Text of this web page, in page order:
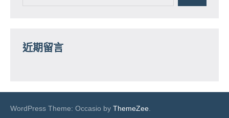
近期留言
WordPress Theme: Occasio by ThemeZee